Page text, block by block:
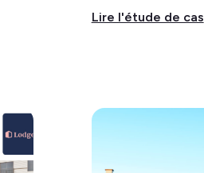
Lire l'étude de cas